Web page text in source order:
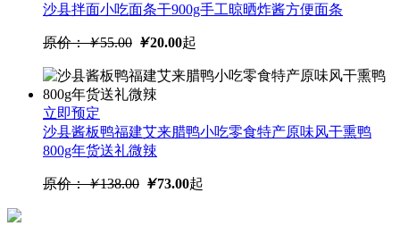
沙县拌面小吃面条干900g手工晾晒炸酱方便面条
原价：￥55.00 ￥20.00起
立即预定
沙县酱板鸭福建艾来腊鸭小吃零食特产原味风干熏鸭
800g年货送礼微辣
原价：￥138.00 ￥73.00起